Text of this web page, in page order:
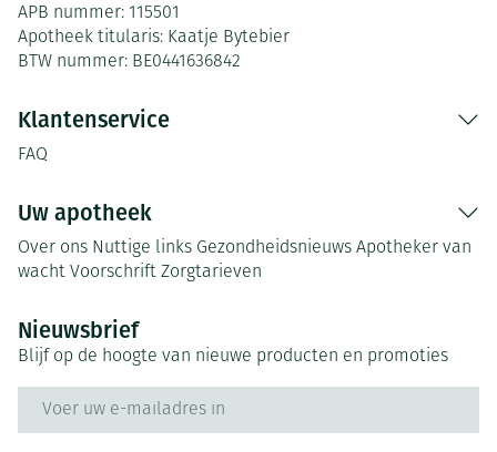
APB nummer: 115501
Apotheek titularis: Kaatje Bytebier
BTW nummer: BE0441636842
Klantenservice
FAQ
Uw apotheek
Over ons Nuttige links Gezondheidsnieuws Apotheker van
wacht Voorschrift Zorgtarieven
Nieuwsbrief
Blijf op de hoogte van nieuwe producten en promoties